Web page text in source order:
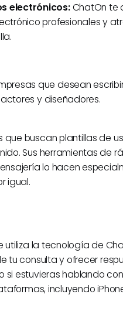
electrónicos:ChatOn te
profesionales y
que desean
y diseñadores.
que buscan plantillas de
Sus herramientas de
lo hacen
igual.
utiliza la tecnología de
tu consulta y ofrecer
si estuvieras hablando
incluyendo